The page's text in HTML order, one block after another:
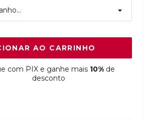
AO CARRINHO
com PIX e ganhe mais 10% de
desconto